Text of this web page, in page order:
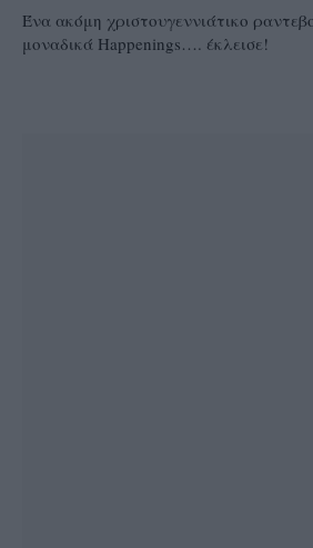
Ένα ακόμη χριστουγεννιάτικο
μοναδικά Happenings…. έκλεισε!